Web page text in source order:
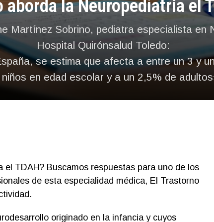
aborda la Neuropediatría el
Martínez Sobrino, pediatra especialista en
Hospital Quirónsalud Toledo:
se estima que afecta a entre un 3 y
niños en edad escolar y a un 2,5% de
el TDAH? Buscamos respuestas para uno de los
de esta especialidad médica, El Trastorno
originado en la infancia y cuyos